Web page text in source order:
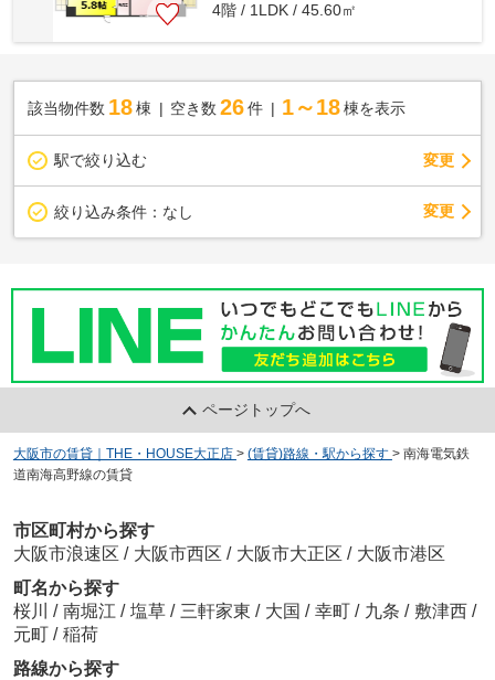
4階 / 1LDK / 45.60㎡
該当物件数 18棟 空き数 26 件 1～18 棟を表示
駅で絞り込む 変更
絞り込み条件： なし 変更
ページトップへ
大阪市の賃貸｜THE・HOUSE大正店 > (賃貸)路線・駅から探す > 南海電気鉄
道南海高野線の賃貸
市区町村から探す
大阪市浪速区 / 大阪市西区 / 大阪市大正区 / 大阪市港区
町名から探す
桜川 / 南堀江 / 塩草 / 三軒家東 / 大国 / 幸町 / 九条 / 敷津西 /
元町 / 稲荷
路線から探す